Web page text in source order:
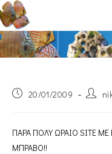
20/01/2009
ΠΑΡΑ ΠΟΛΥ ΩΡΑΙΟ SITE
ΜΠΡΑΒΟ!!